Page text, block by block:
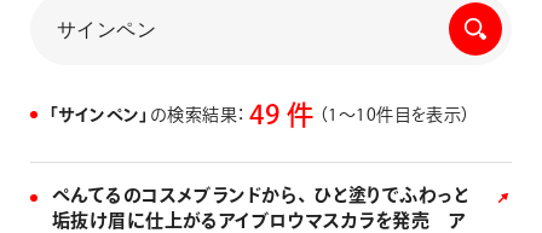
「サインペン」 の検索結果： 49 件 （1〜10件目を表示）
ぺんてるのコスメブランドから、 ひと塗りでふわっと
垢抜け眉に仕上がるアイブロウマスカラを発売 ア